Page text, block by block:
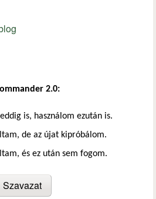
2.0:
is, használom ezután is.
de az újat kipróbálom.
és ez után sem fogom.